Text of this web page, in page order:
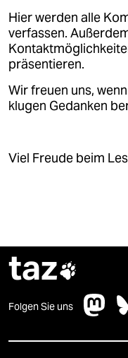
Hier werden alle
verfassen.
präsentieren.
Wir freuen uns,
klugen Gedanken
Viel Freude beim
taz
Folgen Sie uns